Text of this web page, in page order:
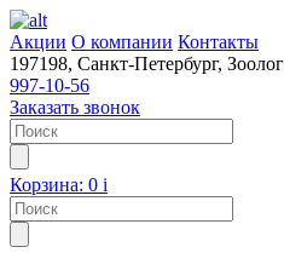
Акции О компании Контакты
197198, Санкт-Петербург,
997-10-56
Заказать звонок
Корзина: 0 i